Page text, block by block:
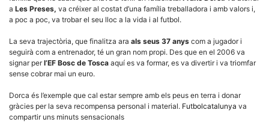
a Les Preses, va créixer al costat d’una família treballadora i amb valors i,
a poc a poc, va trobar el seu lloc a la vida i al futbol.
La seva trajectòria, que finalitza ara als seus 37 anys com a jugador i
seguirà com a entrenador, té un gran nom propi. Des que en el 2006 va
signar perl’EF Bosc de Tosca aquí es va formar, es va divertir i va triomfar
sense cobrar mai un euro.
Dorca és l’exemple que cal estar sempre amb els peus en terra i donar
gràcies per la seva recompensa personal i material. Futbolcatalunya va
compartir uns minuts sensacionals
Recopilem
dades
estadístiques
per a millorar
la funcionalitat